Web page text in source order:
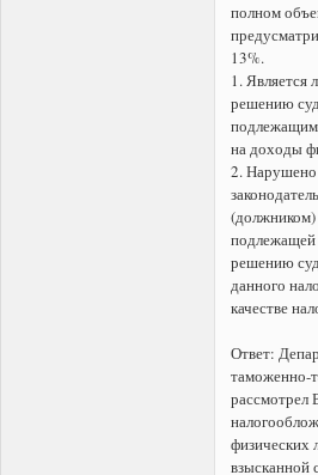
полном
13%.
1. Является
решению
на доходы
2. Нарушено
подлежащей
решению
данного
качестве
Ответ:
таможенно-
рассмотрел
физических
взысканной